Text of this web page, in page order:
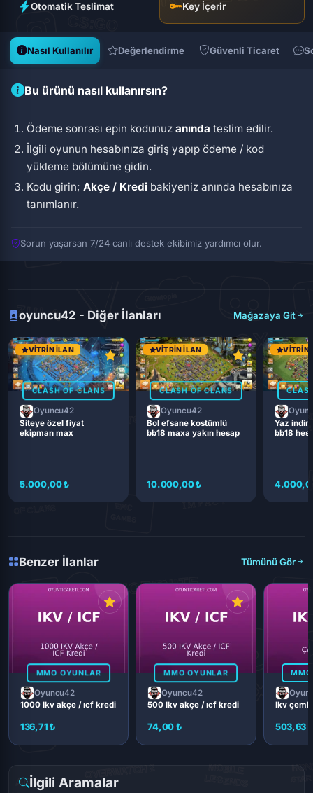
Otomatik Teslimat Key İçerir
Nasıl Kullanılır Değerlendirme Güvenli Ticaret
Bu ürünü nasıl kullanırsın?
Ödeme sonrası epin kodunuzanında teslim edilir.
İlgili oyunun hesabınıza giriş yapıp ödeme / kod
yükleme bölümüne gidin.
Kodu girin;Akçe / Kredi bakiyeniz anında hesabınıza
tanımlanır.
Sorun yaşarsan 7/24 canlı destek ekibimiz yardımcı olur.
oyuncu42 - Diğer İlanları Mağazaya Git
VITRIN İLAN
CLASH OF CLANS
Oyuncu42
Siteye özel fiyat
ekipman max
5.000,00 ₺
VITRIN İLAN
CLASH OF CLANS
Oyuncu42
Bol efsane kostümlü
bb18 maxa yakın hesap
10.000,00 ₺
VITRIN
Yaz
bb18
Benzer İlanlar Tümünü Gör
MMO OYUNLAR
Oyuncu42
1000 Ikv akçe / ıcf kredi
136,71 ₺
MMO OYUNLAR
Oyuncu42
500 Ikv akçe / ıcf kredi
74,00 ₺
Ikv
503,63
İlgili Aramalar